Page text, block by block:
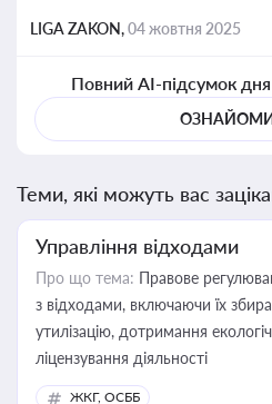
LIGA ZAKON,04 жовтня 2025
Повний AI-підсумок
Теми, які можуть вас
Управління відходами
Про що тема: Правове
з відходами, включаючи їх
утилізацію, дотримання
ліцензування діяльності
ЖКГ, ОСББ